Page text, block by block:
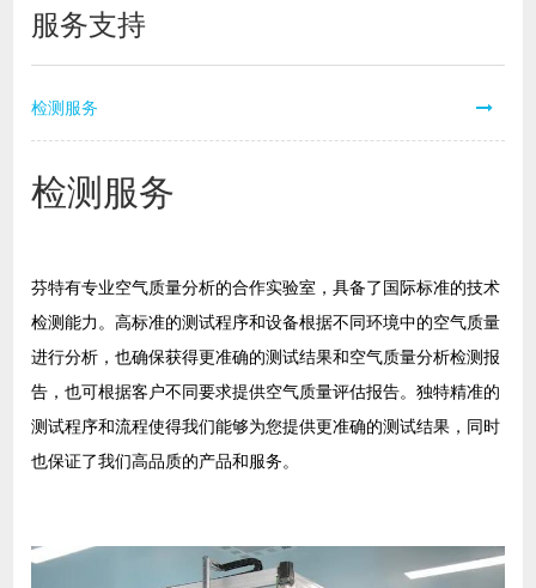
服务支持
检测服务
检测服务
芬特有专业空气质量分析的合作实验室，具备了国际标准的技术
检测能力。高标准的测试程序和设备根据不同环境中的空气质量
进行分析，也确保获得更准确的测试结果和空气质量分析检测报
告，也可根据客户不同要求提供空气质量评估报告。独特精准的
测试程序和流程使得我们能够为您提供更准确的测试结果，同时
也保证了我们高品质的产品和服务。